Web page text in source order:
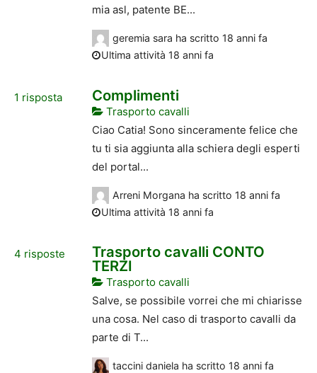
mia asl, patente BE...
geremia sara ha scritto 18 anni fa
Ultima attività 18 anni fa
1 risposta Complimenti
Trasporto cavalli
Ciao Catia! Sono sinceramente felice che
tu ti sia aggiunta alla schiera degli esperti
del portal...
Arreni Morgana ha scritto 18 anni fa
Ultima attività 18 anni fa
4 risposte
Trasporto cavalli CONTO
TERZI
Trasporto cavalli
Salve, se possibile vorrei che mi chiarisse
una cosa. Nel caso di trasporto cavalli da
parte di T...
taccini daniela ha scritto 18 anni fa